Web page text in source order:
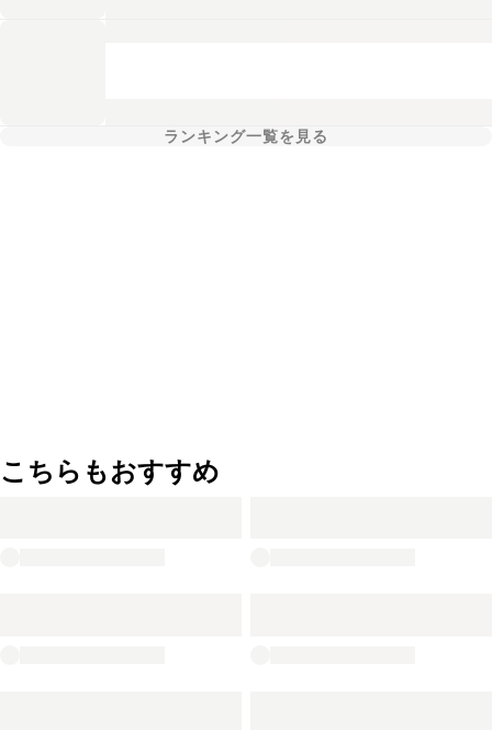
ランキング一覧を見る
こちらもおすすめ